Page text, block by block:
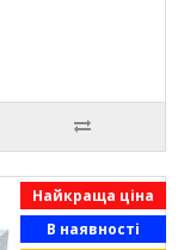
Найкраща ціна
В наявності